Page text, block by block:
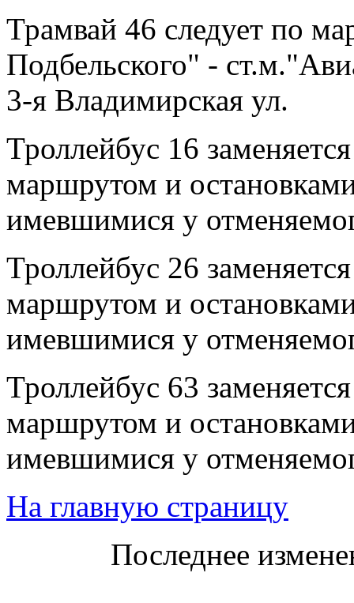
Трамвай 46 следует по
Подбельского" -
3-я Владимирская ул.
Троллейбус 16
маршрутом и
имевшимися у
Троллейбус 26
маршрутом и
имевшимися у
Троллейбус 63
маршрутом и
имевшимися у
На главную страницу
Последнее